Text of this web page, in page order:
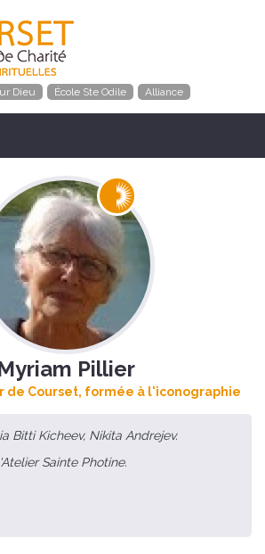
Dieu École Ste Odile Alliance
Pillier
de Courset, formée à l'iconographie
Bitti Kicheev, Nikita Andrejev.
Sainte Photine.